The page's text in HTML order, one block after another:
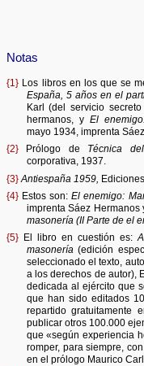
Notas
{1} Los libros en los que se
España, 5 años en el
Karl (del servicio
hermanos, y El
mayo 1934, imprenta
{2} Prólogo de Técnica
corporativa, 1937.
{3} Antiespaña 1959,
{4} Estos son:El enemigo:
imprenta Sáez Hermanos
masonería (II Parte de el
{5} El libro en cuestión es:
masonería(edición
seleccionado el texto,
a los derechos de autor),
dedicada al ejército que
que han sido editados
repartido gratuitamente
publicar otros 100.000
que «según experiencia
romper, para siempre,
en el prólogo Maurico